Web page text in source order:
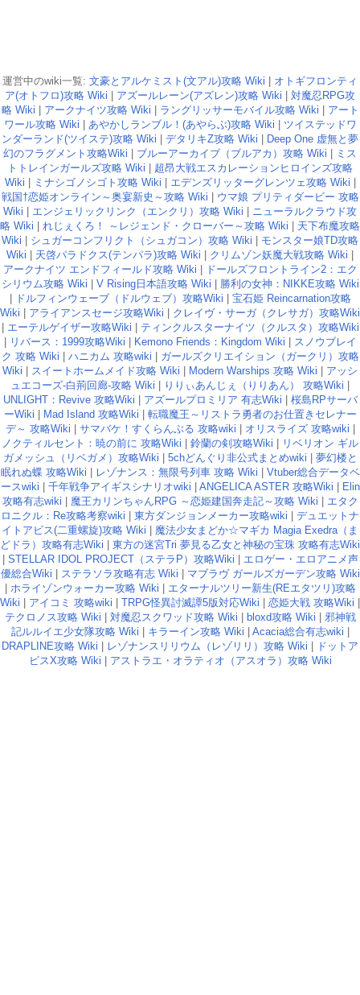
運営中のwiki一覧: 文豪とアルケミスト(文アル)攻略 Wiki
オトギフロンティ
ア(オトフロ)攻略 Wiki
アズールレーン(アズレン)攻略 Wiki
対魔忍RPG攻
略 Wiki
アークナイツ攻略 Wiki ラングリッサーモバイル攻略 Wiki
アート
ワール攻略 Wiki
あやかしランブル！(あやらぶ)攻略 Wiki
ツイステッドワ
ンダーランド(ツイステ)攻略 Wiki
デタリキZ攻略 Wiki
Deep One 虚無と夢
幻のフラグメント攻略Wiki
ブルーアーカイブ（ブルアカ）攻略 Wiki
ミス
トトレインガールズ攻略 Wiki
超昂大戦エスカレーションヒロインズ攻略
Wiki
ミナシゴノシゴト攻略 Wiki エデンズリッターグレンツェ攻略 Wiki
戦国†恋姫オンライン～奥宴新史～攻略 Wiki
ウマ娘 プリティダービー 攻略
Wiki
エンジェリックリンク（エンクリ）攻略 Wiki
ニューラルクラウド攻
略 Wiki
れじぇくろ！ ～レジェンド・クローバー～攻略 Wiki
天下布魔攻略
Wiki
シュガーコンフリクト（シュガコン）攻略 Wiki
モンスター娘TD攻略
Wiki
天啓パラドクス(テンパラ)攻略 Wiki クリムゾン妖魔大戦攻略 Wiki
アークナイツ エンドフィールド攻略 Wiki
ドールズフロントライン2：エク
シリウム攻略 Wiki
V Rising日本語攻略 Wiki
勝利の女神：NIKKE攻略 Wiki
ドルフィンウェーブ（ドルウェブ）攻略Wiki
宝石姫 Reincarnation攻略
Wiki
アライアンスセージ攻略Wiki
クレイヴ・サーガ（クレサガ）攻略Wiki
エーテルゲイザー攻略Wiki
ティンクルスターナイツ（クルスタ）攻略Wiki
リバース：1999攻略Wiki Kemono Friends：Kingdom Wiki
スノウブレイ
ク 攻略 Wiki
ハニカム 攻略wiki
ガールズクリエイション（ガークリ）攻略
Wiki
スイートホームメイド攻略 Wiki Modern Warships 攻略 Wiki
アッシ
ュエコーズ-白荊回廊-攻略 Wiki
りりぃあんじぇ（りりあん） 攻略Wiki
UNLIGHT：Revive 攻略Wiki
アズールプロミリア 有志Wiki
桜島RPサーバ
ーWiki
Mad Island 攻略Wiki
転職魔王～リストラ勇者のお仕置きセレナー
デ～ 攻略Wiki
サマバケ！すくらんぶる 攻略wiki オリスライズ 攻略wiki
ノクティルセント：暁の前に 攻略Wiki
鈴蘭の剣攻略Wiki
リベリオン ギル
ガメッシュ（リベガメ）攻略Wiki
5chどんぐり非公式まとめwiki
夢幻楼と
眠れぬ蝶 攻略Wiki
レゾナンス：無限号列車 攻略 Wiki
Vtuber総合データベ
ースwiki
千年戦争アイギスシナリオwiki ANGELICA ASTER 攻略Wiki
Elin
攻略有志wiki
魔王カリンちゃんRPG ～恋姫建国奔走記～攻略 Wiki
エタク
ロニクル：Re攻略考察wiki
東方ダンジョンメーカー攻略wiki
デュエットナ
イトアビス(二重螺旋)攻略 Wiki
魔法少女まどか☆マギカ Magia Exedra（ま
どドラ）攻略有志Wiki
東方の迷宮Tri 夢見る乙女と神秘の宝珠 攻略有志Wiki
STELLAR IDOL PROJECT（ステラP）攻略Wiki
エロゲー・エロアニメ声
優総合Wiki
ステラソラ攻略有志 Wiki
マブラヴ ガールズガーデン攻略 Wiki
ホライゾンウォーカー攻略 Wiki
エターナルツリー新生(REエタツリ)攻略
Wiki
アイコミ 攻略wiki TRPG怪異討滅譚5版対応Wiki 恋姫大戦 攻略Wiki
テクロノス攻略 Wiki
対魔忍スクワッド攻略 Wiki bloxd攻略 Wiki
邪神戦
記ルルイエ少女隊攻略 Wiki
キラーイン攻略 Wiki Acacia総合有志wiki
DRAPLINE攻略 Wiki
レゾナンスリリウム（レゾリリ）攻略 Wiki
ドットア
ビスX攻略 Wiki
アストラエ・オラティオ（アスオラ）攻略 Wiki